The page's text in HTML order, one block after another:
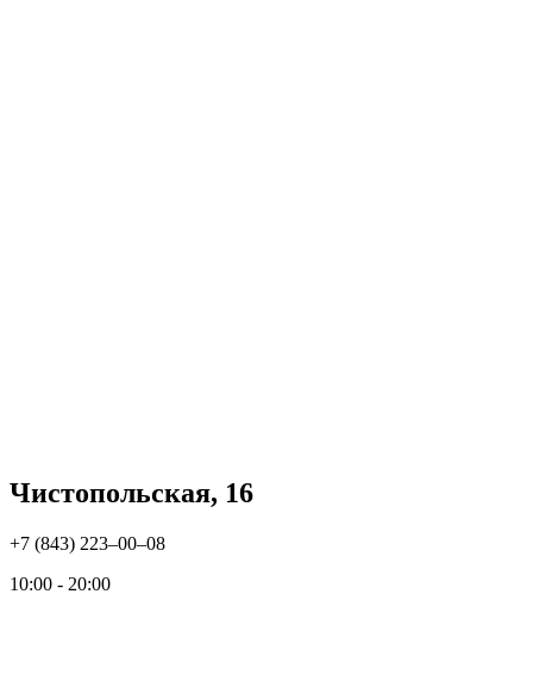
Чистопольская, 16
+7 (843) 223‒00‒08
10:00 - 20:00